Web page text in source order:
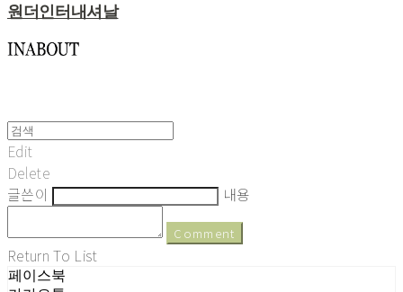
원더인터내셔날
Edit
Delete
글쓴이
내용
Comment
Return To List
페이스북